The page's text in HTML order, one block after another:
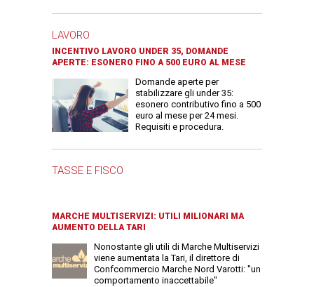
LAVORO
INCENTIVO LAVORO UNDER 35, DOMANDE
APERTE: ESONERO FINO A 500 EURO AL MESE
Domande aperte per
stabilizzare gli under 35:
esonero contributivo fino a 500
euro al mese per 24 mesi.
Requisiti e procedura.
TASSE E FISCO
MARCHE MULTISERVIZI: UTILI MILIONARI MA
AUMENTO DELLA TARI
Nonostante gli utili di Marche Multiservizi
viene aumentata la Tari, il direttore di
Confcommercio Marche Nord Varotti: "un
comportamento inaccettabile"